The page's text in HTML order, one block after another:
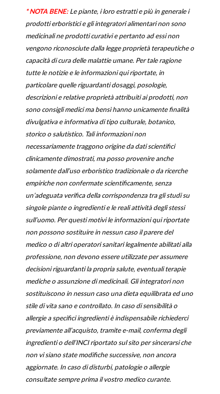
* NOTA BENE:Le piante, i loro estratti e più in generale i
prodotti erboristici e gli integratori alimentari non sono
medicinali ne prodotti curativi e pertanto ad essi non
vengono riconosciute dalla legge proprietà terapeutiche o
capacità di cura delle malattie umane. Per tale ragione
tutte le notizie e le informazioni qui riportate, in
particolare quelle riguardanti dosaggi, posologie,
descrizioni e relative proprietà attribuiti ai prodotti, non
sono consigli medici ma bensì hanno unicamente finalità
divulgativa e informativa di tipo culturale, botanico,
storico o salutistico. Tali informazioni non
necessariamente traggono origine da dati scientifici
clinicamente dimostrati, ma posso provenire anche
solamente dall’uso erboristico tradizionale o da ricerche
empiriche non confermate scientificamente, senza
un’adeguata verifica della corrispondenza tra gli studi su
singole piante o ingredienti e le reali attività degli stessi
sull’uomo. Per questi motivi le informazioni qui riportate
non possono sostituire in nessun caso il parere del
medico o di altri operatori sanitari legalmente abilitati alla
professione, non devono essere utilizzate per assumere
decisioni riguardanti la propria salute, eventuali terapie
mediche o assunzione di medicinali. Gli integratori non
sostituiscono in nessun caso una dieta equilibrata ed uno
stile di vita sano e controllato. In caso di sensibilità o
allergie a specifici ingredienti è indispensabile richiederci
previamente all’acquisto, tramite e-mail, conferma degli
ingredienti o dell’INCI riportato sul sito per sincerarsi che
non vi siano state modifiche successive, non ancora
aggiornate. In caso di disturbi, patologie o allergie
consultate sempre prima il vostro medico curante.